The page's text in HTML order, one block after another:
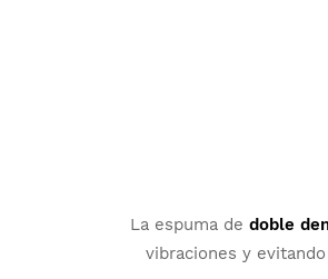
La espuma de doble
vibraciones y